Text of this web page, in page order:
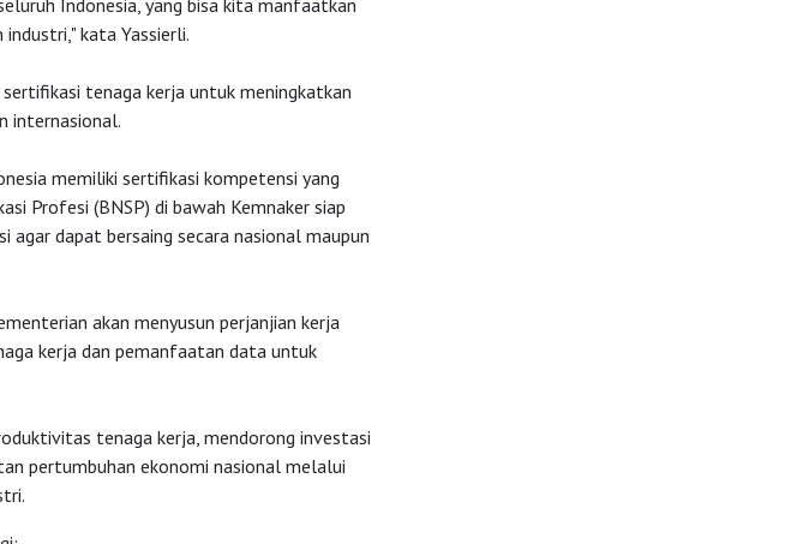
Indonesia, yang bisa kita manfaatkan
kata Yassierli.
tenaga kerja untuk meningkatkan
internasional.
memiliki sertifikasi kompetensi yang
Profesi (BNSP) di bawah Kemnaker siap
dapat bersaing secara nasional maupun
akan menyusun perjanjian kerja
kerja dan pemanfaatan data untuk
tenaga kerja, mendorong investasi
pertumbuhan ekonomi nasional melalui